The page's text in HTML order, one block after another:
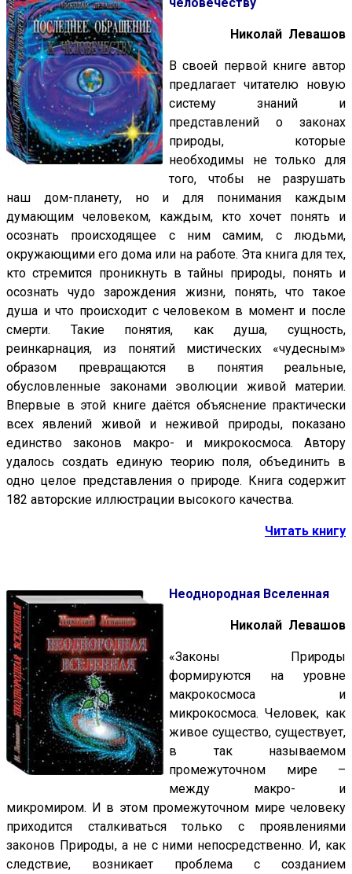
Николай Левашов
В своей первой книге автор
предлагает читателю новую
систему знаний и
представлений о законах
природы, которые
необходимы не только для
того, чтобы не разрушать
наш дом-планету, но и для понимания каждым
думающим человеком, каждым, кто хочет понять и
осознать происходящее с ним самим, с людьми,
окружающими его дома или на работе. Эта книга для тех,
кто стремится проникнуть в тайны природы, понять и
осознать чудо зарождения жизни, понять, что такое
душа и что происходит с человеком в момент и после
смерти. Такие понятия, как душа, сущность,
реинкарнация, из понятий мистических «чудесным»
образом превращаются в понятия реальные,
обусловленные законами эволюции живой материи.
Впервые в этой книге даётся объяснение практически
всех явлений живой и неживой природы, показано
единство законов макро- и микрокосмоса. Автору
удалось создать единую теорию поля, объединить в
одно целое представления о природе. Книга содержит
182 авторские иллюстрации высокого качества.
Читать книгу
Неоднородная Вселенная
Николай Левашов
«Законы Природы
формируются на уровне
макрокосмоса и
микрокосмоса. Человек, как
живое существо, существует,
в так называемом
промежуточном мире –
между макро- и
микромиром. И в этом промежуточном мире человеку
приходится сталкиваться только с проявлениями
законов Природы, а не с ними непосредственно. И, как
следствие, возникает проблема с созданием